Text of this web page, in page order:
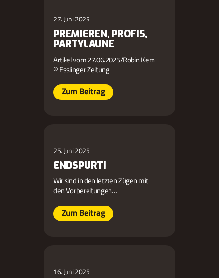
27. Juni 2025
PREMIEREN, PROFIS,
PARTYLAUNE
Artikel vom 27.06.2025/Robin Kern
© Esslinger Zeitung
Zum Beitrag
25. Juni 2025
ENDSPURT!
Wir sind in den letzten Zügen mit
den Vorbereitungen…
Zum Beitrag
16. Juni 2025